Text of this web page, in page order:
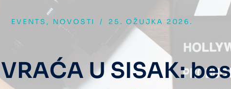
EVENTS , NOVOSTI / 25. OŽUJKA 2026.
U SISAK: